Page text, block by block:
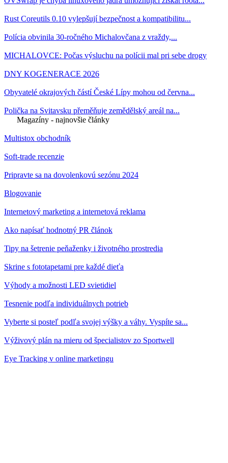
Rust Coreutils 0.10 vylepšují bezpečnost a kompatibilitu...
Polícia obvinila 30-ročného Michalovčana z vraždy,...
MICHALOVCE: Počas výsluchu na polícii mal pri sebe drogy
DNY KOGENERACE 2026
Obyvatelé okrajových částí České Lípy mohou od června...
Polička na Svitavsku přeměňuje zemědělský areál na...
Magazíny - najnovšie články
Multistox obchodník
Soft-trade recenzie
Pripravte sa na dovolenkovú sezónu 2024
Blogovanie
Internetový marketing a internetová reklama
Ako napísať hodnotný PR článok
Tipy na šetrenie peňaženky i životného prostredia
Skrine s fototapetami pre každé dieťa
Výhody a možnosti LED svietidiel
Tesnenie podľa individuálnych potrieb
Vyberte si posteľ podľa svojej výšky a váhy. Vyspíte sa...
Výživový plán na mieru od špecialistov zo Sportwell
Eye Tracking v online marketingu